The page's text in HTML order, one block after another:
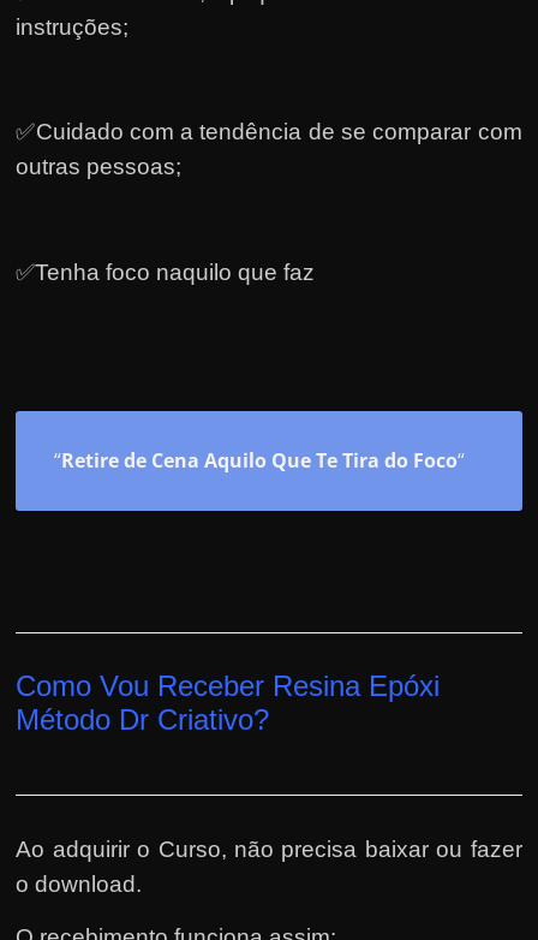
instruções;
✅Cuidado com a tendência de se comparar com
outras pessoas;
✅Tenha foco naquilo que faz
“Retire de Cena Aquilo Que Te Tira do Foco“
Como Vou Receber Resina Epóxi
Método Dr Criativo?
Ao adquirir o Curso, não precisa baixar ou fazer
o download.